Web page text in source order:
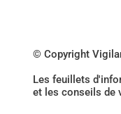
© Copyright
Les feuillets
et les conseils de